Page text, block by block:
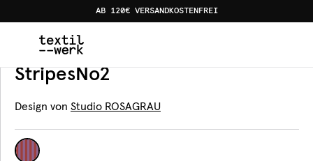
AB 120€ VERSANDKOSTENFREI
Produkte Bettwäsche StripesNo2
Bettwäsche
StripesNo2
Design von Studio ROSAGRAU